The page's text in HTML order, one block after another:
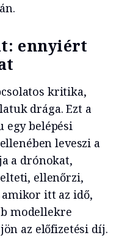
ennyiért
kritika,
drága. Ezt a
egy belépési
leveszi a
a drónokat,
ellenőrzi,
itt az idő,
modellekre
az előfizetési díj.